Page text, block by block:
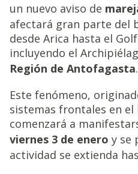
un nuevo aviso de
afectará gran parte del
desde Arica hasta el
incluyendo el
Región de Antofagasta.
Este fenómeno,
sistemas frontales en
comenzará a
viernes 3 de enero y se
actividad se extienda